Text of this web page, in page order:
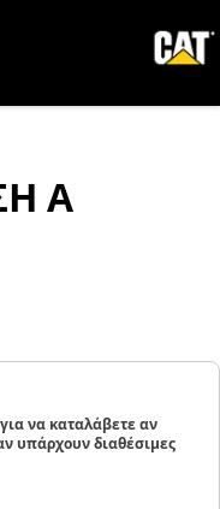
A
να καταλάβετε αν
υπάρχουν διαθέσιμες